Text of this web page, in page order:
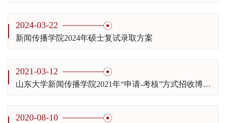
2024-03-22
新闻传播学院2024年硕士复试录取方案
2021-03-12
山东大学新闻传播学院2021年“申请-考核”方式招收博士生实施方案
2020-08-10